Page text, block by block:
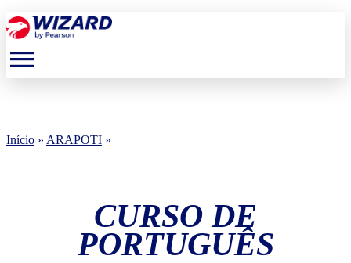
menu
Início » ARAPOTI »
CURSO DE
PORTUGUÊS